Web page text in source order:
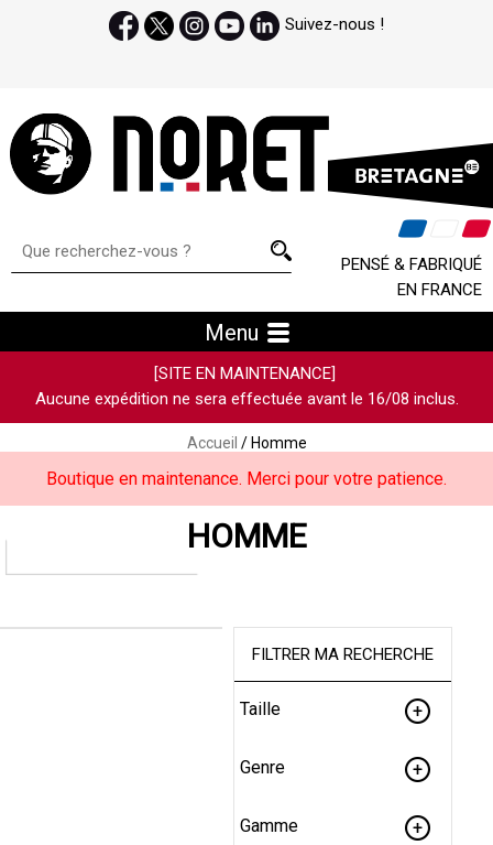
Suivez-nous !
PENSÉ & FABRIQUÉ
EN FRANCE
Menu
[SITE EN MAINTENANCE]
Aucune expédition ne sera effectuée avant le 16/08 inclus.
Accueil / Homme
Boutique en maintenance. Merci pour votre patience.
HOMME
FILTRER MA RECHERCHE
Taille
Genre
Gamme